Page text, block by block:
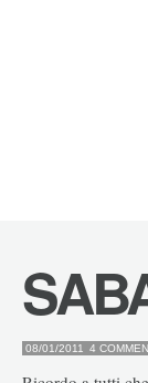
08/01/2011 4